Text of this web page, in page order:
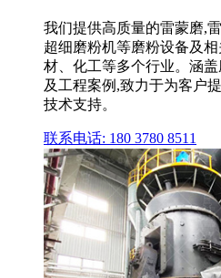
我们提供高质量的雷蒙磨,
超细磨粉机等磨粉设备及
材、化工等多个行业。涵
及工程案例,致力于为客户
技术支持。
联系电话: 180 3780 8511